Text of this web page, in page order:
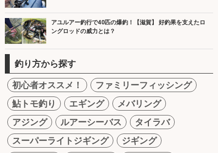
アユルアー釣行で40匹の爆釣！【滋賀】 好釣果を支えたロ
ングロッドの威力とは？
釣り方から探す
初心者オススメ！
ファミリーフィッシング
鮎トモ釣り
エギング
メバリング
アジング
ルアーシーバス
タイラバ
スーパーライトジギング
ジギング